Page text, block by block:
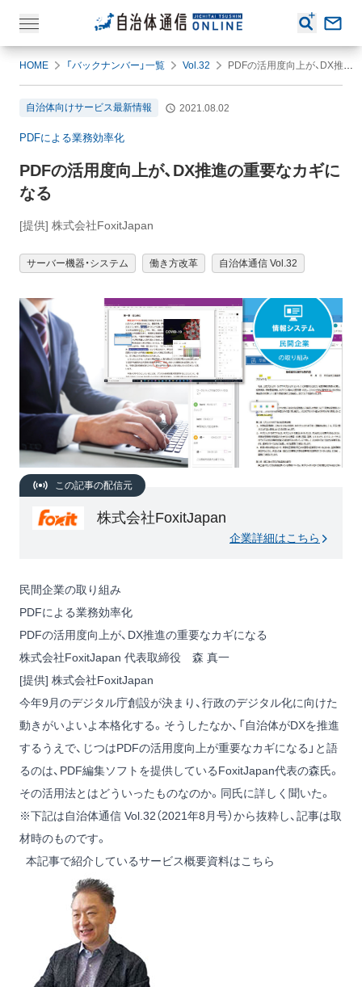
HOME 「バックナンバー」一覧 Vol.32 PDFの活用度向上が、DX推進の重要なカギになる
自治体向けサービス最新情報 2021.08.02
PDFによる業務効率化
PDFの活用度向上が、DX推進の重要なカギに
なる
[提供] 株式会社FoxitJapan
サーバー機器・システム 働き方改革 自治体通信 Vol.32
この記事の配信元
株式会社FoxitJapan
企業詳細はこちら
民間企業の取り組み
PDFによる業務効率化
PDFの活用度向上が、DX推進の重要なカギになる
株式会社FoxitJapan 代表取締役 森 真一
[提供] 株式会社FoxitJapan
今年9月のデジタル庁創設が決まり、行政のデジタル化に向けた
動きがいよいよ本格化する。そうしたなか、「自治体がDXを推進
するうえで、じつはPDFの活用度向上が重要なカギになる」と語
るのは、PDF編集ソフトを提供しているFoxitJapan代表の森氏。
その活用法とはどういったものなのか。同氏に詳しく聞いた。
※下記は自治体通信 Vol.32（2021年8月号）から抜粋し、記事は取
材時のものです。
本記事で紹介しているサービス概要資料はこちら